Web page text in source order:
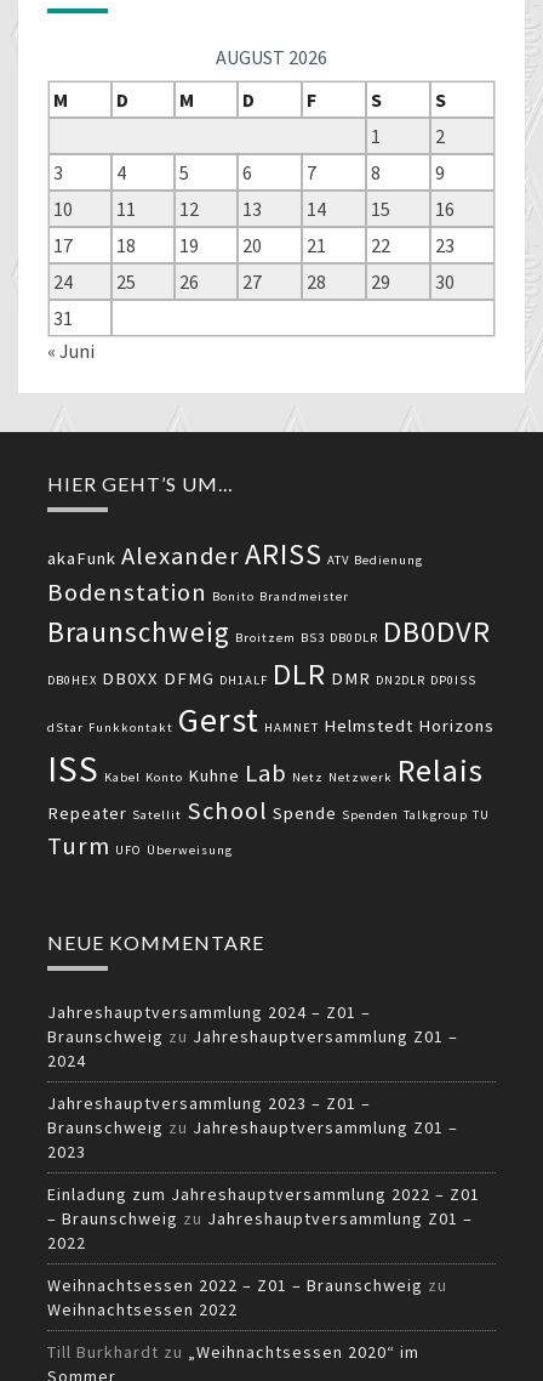
AUGUST 2026
M
D M D F S
S
1
2
3
4 5 6 7 8
9
10
11 12 13 14 15
16
17
18 19 20 21 22
23
24
25 26 27 28 29
30
31
« Juni
HIER GEHT’S UM…
akaFunk AlexanderARISS ATV Bedienung
Bodenstation Bonito Brandmeister
Braunschweig Broitzem BS3 DB0DLR DB0DVR
DB0HEX DB0XX DFMG DH1ALF DLR DMR DN2DLR DP0ISS
dStar Funkkontakt Gerst HAMNET Helmstedt Horizons
ISS Kabel Konto Kuhne Lab Netz Netzwerk Relais
Repeater Satellit School Spende Spenden Talkgroup TU
Turm UFO Überweisung
NEUE KOMMENTARE
Jahreshauptversammlung 2024 – Z01 –
Braunschweig zu Jahreshauptversammlung Z01 –
2024
Jahreshauptversammlung 2023 – Z01 –
Braunschweig zu Jahreshauptversammlung Z01 –
2023
Einladung zum Jahreshauptversammlung 2022 – Z01
– Braunschweig zu Jahreshauptversammlung Z01 –
2022
Weihnachtsessen 2022 – Z01 – Braunschweig zu
Weihnachtsessen 2022
Till Burkhardt zu „Weihnachtsessen 2020“ im
Sommer